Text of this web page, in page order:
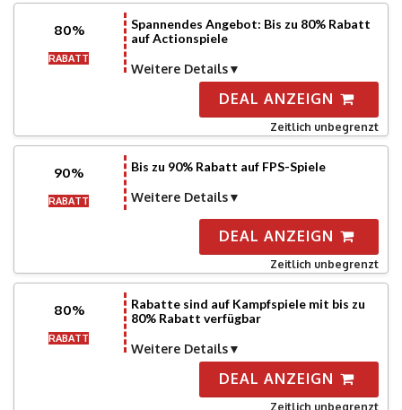
80%
RABATT
Spannendes Angebot: Bis zu 80% Rabatt
auf Actionspiele
Weitere Details
DEAL ANZEIGN
Zeitlich unbegrenzt
90%
RABATT
Bis zu 90% Rabatt auf FPS-Spiele
Weitere Details
DEAL ANZEIGN
Zeitlich unbegrenzt
80%
RABATT
Rabatte sind auf Kampfspiele mit bis zu
80% Rabatt verfügbar
Weitere Details
DEAL ANZEIGN
Zeitlich unbegrenzt